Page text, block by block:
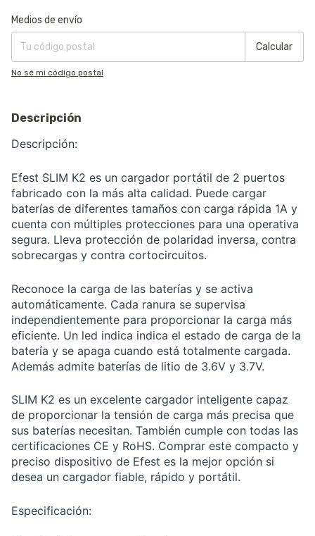
Entregas para el CP:
Medios de envío
Calcular
No sé mi código postal
Descripción
Descripción:
Efest SLIM K2 es un cargador portátil de 2 puertos
fabricado con la más alta calidad. Puede cargar
baterías de diferentes tamaños con carga rápida 1A y
cuenta con múltiples protecciones para una operativa
segura. Lleva protección de polaridad inversa, contra
sobrecargas y contra cortocircuitos.
Reconoce la carga de las baterías y se activa
automáticamente. Cada ranura se supervisa
independientemente para proporcionar la carga más
eficiente. Un led indica indica el estado de carga de la
batería y se apaga cuando está totalmente cargada.
Además admite baterías de litio de 3.6V y 3.7V.
SLIM K2 es un excelente cargador inteligente capaz
de proporcionar la tensión de carga más precisa que
sus baterías necesitan. También cumple con todas las
certificaciones CE y RoHS. Comprar este compacto y
preciso dispositivo de Efest es la mejor opción si
desea un cargador fiable, rápido y portátil.
Especificación: